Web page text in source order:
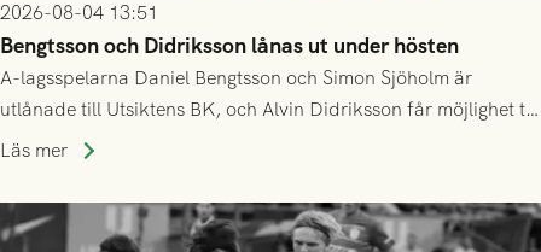
2026-08-04 13:51
Bengtsson och Didriksson lånas ut under hösten
A-lagsspelarna Daniel Bengtsson och Simon Sjöholm är
utlånade till Utsiktens BK, och Alvin Didriksson får möjlighet till
speltid i Hestrafors genom föreningssamarbete.
Läs mer